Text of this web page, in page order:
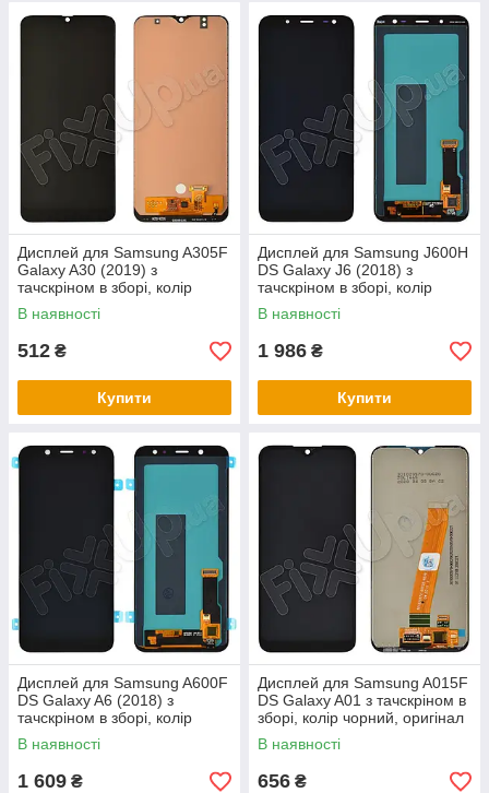
Дисплей для Samsung A305F
Galaxy A30 (2019) з
тачскріном в зборі, колір
чорний, QX TFT incell
В наявності
512 ₴
Купити
Дисплей для Samsung J600H
DS Galaxy J6 (2018) з
тачскріном в зборі, колір
чорний, Original Change Gla
В наявності
1 986 ₴
Купити
Дисплей для Samsung A600F
DS Galaxy A6 (2018) з
тачскріном в зборі, колір
чорний, OLED
В наявності
1 609 ₴
Дисплей для Samsung A015F
DS Galaxy A01 з тачскріном в
зборі, колір чорний, оригінал
з заміненим ст
В наявності
656 ₴